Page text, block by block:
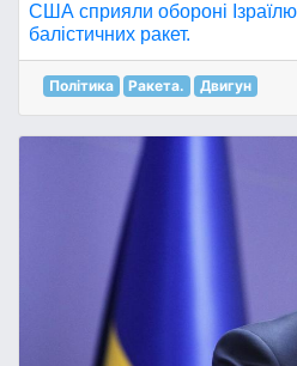
США сприяли обороні Ізраїлю
балістичних ракет.
Політика Ракета. Двигун